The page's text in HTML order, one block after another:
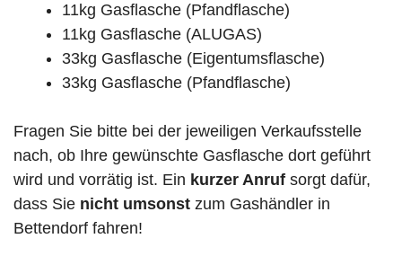
11kg Gasflasche (Pfandflasche)
11kg Gasflasche (ALUGAS)
33kg Gasflasche (Eigentumsflasche)
33kg Gasflasche (Pfandflasche)
Fragen Sie bitte bei der jeweiligen Verkaufsstelle
nach, ob Ihre gewünschte Gasflasche dort geführt
wird und vorrätig ist. Ein kurzer Anruf sorgt dafür,
dass Sie nicht umsonst zum Gashändler in
Bettendorf fahren!